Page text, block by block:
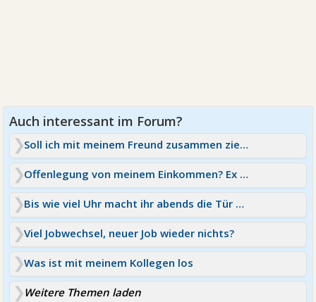
Soll ich mit meinem Freund zusammen ziehen?
Offenlegung von meinem Einkommen? Ex will Auskünfte
Bis wie viel Uhr macht ihr abends die Tür auf?
Viel Jobwechsel, neuer Job wieder nichts?
Was ist mit meinem Kollegen los
Weitere Themen laden